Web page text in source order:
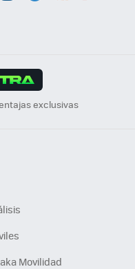
exclusivas
Movilidad